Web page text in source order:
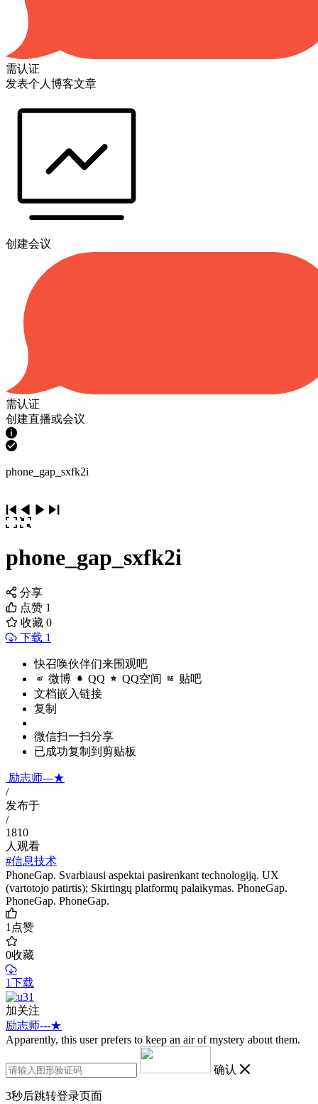
需认证
发表个人博客文章
创建会议
需认证
创建直播或会议
phone_gap_sxfk2i
phone_gap_sxfk2i
分享
点赞 1
收藏 0
下载 1
快召唤伙伴们来围观吧
微博 QQ QQ空间 贴吧
文档嵌入链接
复制
微信扫一扫分享
已成功复制到剪贴板
励志师---★
/
发布于
/
1810
人观看
#信息技术
PhoneGap. Svarbiausi aspektai pasirenkant technologiją. UX
(vartotojo patirtis); Skirtingų platformų palaikymas. PhoneGap.
PhoneGap. PhoneGap.
1点赞
0收藏
1下载
加关注
励志师---★
Apparently, this user prefers to keep an air of mystery about them.
确认
3秒后跳转登录页面